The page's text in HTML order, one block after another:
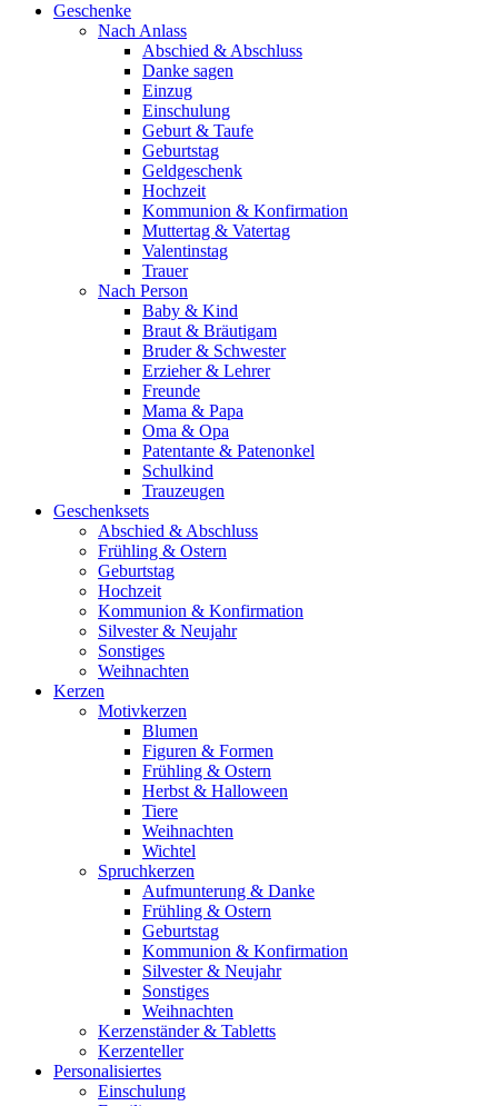
Geschenke
Nach Anlass
Abschied & Abschluss
Danke sagen
Einzug
Einschulung
Geburt & Taufe
Geburtstag
Geldgeschenk
Hochzeit
Kommunion & Konfirmation
Muttertag & Vatertag
Valentinstag
Trauer
Nach Person
Baby & Kind
Braut & Bräutigam
Bruder & Schwester
Erzieher & Lehrer
Freunde
Mama & Papa
Oma & Opa
Patentante & Patenonkel
Schulkind
Trauzeugen
Geschenksets
Abschied & Abschluss
Frühling & Ostern
Geburtstag
Hochzeit
Kommunion & Konfirmation
Silvester & Neujahr
Sonstiges
Weihnachten
Kerzen
Motivkerzen
Blumen
Figuren & Formen
Frühling & Ostern
Herbst & Halloween
Tiere
Weihnachten
Wichtel
Spruchkerzen
Aufmunterung & Danke
Frühling & Ostern
Geburtstag
Kommunion & Konfirmation
Silvester & Neujahr
Sonstiges
Weihnachten
Kerzenständer & Tabletts
Kerzenteller
Personalisiertes
Einschulung